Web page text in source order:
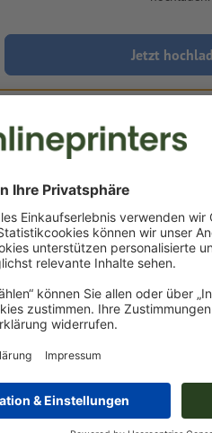
Jetzt
ca.:
Endformat: 150 x 400 cm